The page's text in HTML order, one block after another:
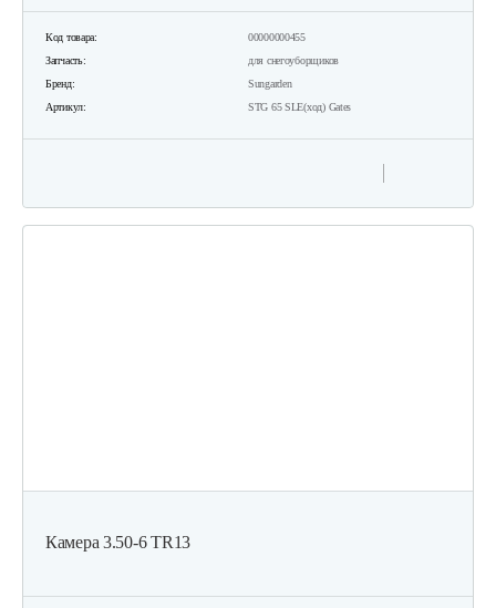
Код товара:
00000000455
Запчасть:
для снегоуборщиков
Бренд:
Sungarden
Артикул:
STG 65 SLE(ход) Gates
Камера 3.50-6 TR13